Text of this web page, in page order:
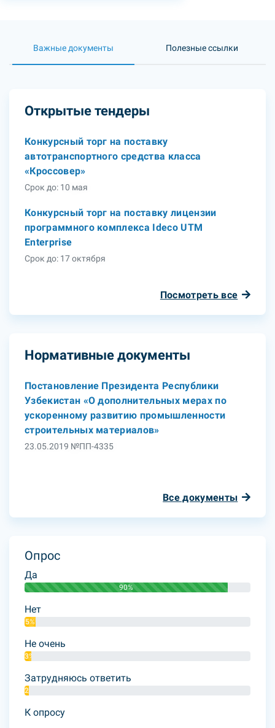
Важные документы Полезные ссылки
Открытые тендеры
Конкурсный торг на поставку
автотранспортного средства класса
«Кроссовер»
Срок до: 10 мая
Конкурсный торг на поставку лицензии
программного комплекса Ideco UTM
Enterprise
Срок до: 17 октября
Посмотреть все
Нормативные документы
Постановление Президента Республики
Узбекистан «О дополнительных мерах по
ускоренному развитию промышленности
строительных материалов»
23.05.2019 №ПП-4335
Все документы
Опрос
Да
90%
Нет
5%
Не очень
3%
Затрудняюсь ответить
2%
К опросу